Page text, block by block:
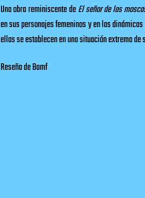
Una obra reminiscente deEl señor de las
en sus personajes femeninos y en las
ellas se establecen en una situación extrema de
Reseña de Bamf